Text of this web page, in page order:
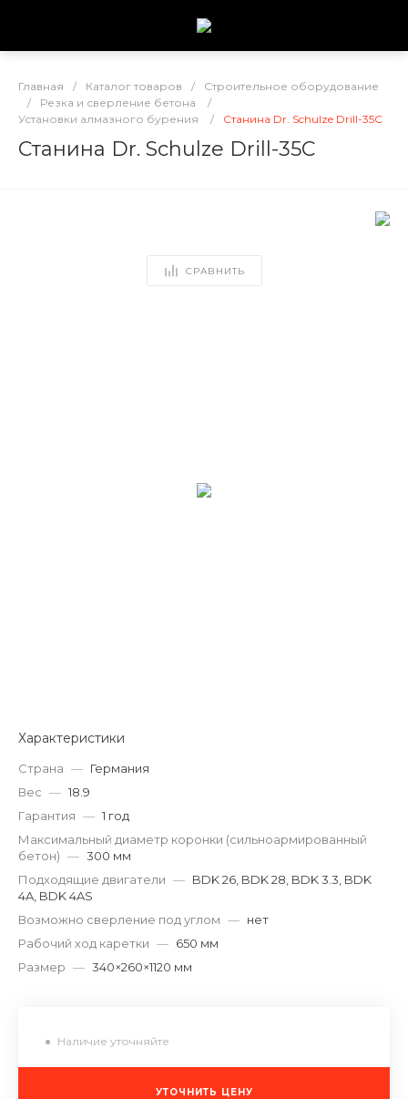
Главная / Каталог товаров /
Строительное оборудование
/
Резка и сверление бетона
/
Установки алмазного бурения
/ Станина Dr. Schulze Drill-35С
Станина Dr. Schulze Drill-35С
СРАВНИТЬ
Характеристики
Страна — Германия
Вес — 18.9
Гарантия — 1 год
Максимальный диаметр коронки (сильноармированный
бетон) — 300 мм
Подходящие двигатели — BDK 26, BDK 28, BDK 3.3, BDK
4A, BDK 4AS
Возможно сверление под углом — нет
Рабочий ход каретки — 650 мм
Размер — 340×260×1120 мм
Наличие уточняйте
УТОЧНИТЬ ЦЕНУ